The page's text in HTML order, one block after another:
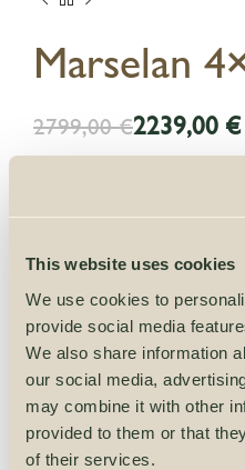
This website uses cookies
We use cookies to
provide social media
We also share information
our social media,
may combine it with other
provided to them or that
of their services.
Marselan
2799,00€2239,00 €
kasutusvõimalused —
mängutoana. Maja on
Skandinaavia puidust,
ilmastikukindluse. Tootel
Katusekattekomplekt
Soovitame selle toote
katusekattekomplektiga.